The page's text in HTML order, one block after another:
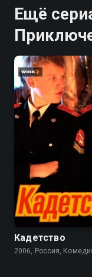
Ещё
6.4 4.7
Кадетство
2006, Россия,